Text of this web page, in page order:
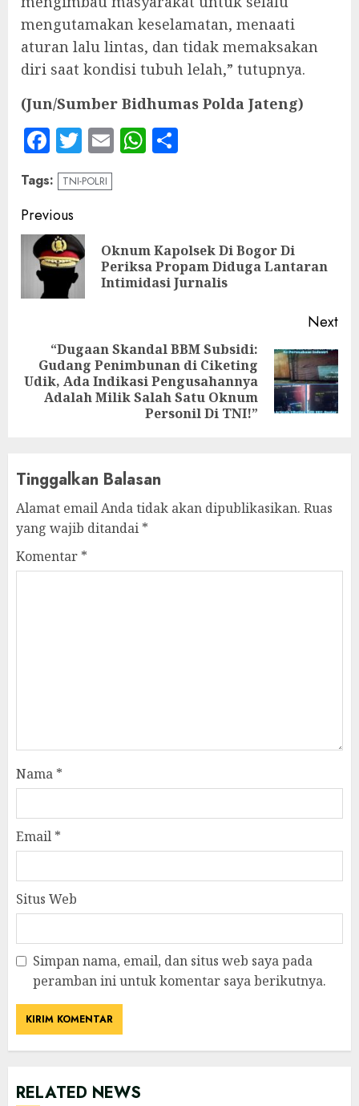
mengutamakan keselamatan, menaati
aturan lalu lintas, dan tidak memaksakan
diri saat kondisi tubuh lelah,” tutupnya.
(Jun/Sumber Bidhumas Polda Jateng)
Facebook
Twitter
EmailWhatsApp
Tags: TNI-POLRI
Continue
Reading
Previous
Oknum Kapolsek Di Bogor Di
Periksa Propam Diduga Lantaran
Intimidasi Jurnalis
Next
Next
post:
“Dugaan Skandal BBM Subsidi:
Gudang Penimbunan di Ciketing
Udik, Ada Indikasi Pengusahannya
Adalah Milik Salah Satu Oknum
Personil Di TNI!”
Tinggalkan Balasan
Alamat email Anda tidak akan dipublikasikan. Ruas
yang wajib ditandai *
Komentar *
Nama *
Email *
Situs Web
Simpan nama, email, dan situs web saya pada
peramban ini untuk komentar saya berikutnya.
RELATED NEWS